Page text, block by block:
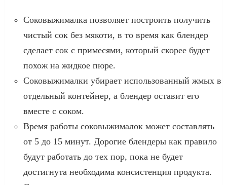
Соковыжималка позволяет построить получить
чистый сок без мякоти, в то время как блендер
сделает сок с примесями, который скорее будет
похож на жидкое пюре.
Соковыжималки убирает использованный жмых в
отдельный контейнер, а блендер оставит его
вместе с соком.
Время работы соковыжималок может составлять
от 5 до 15 минут. Дорогие блендеры как правило
будут работать до тех пор, пока не будет
достигнута необходима консистенция продукта.